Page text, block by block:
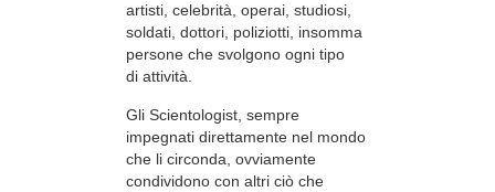
artisti, celebrità, operai, studiosi,
soldati, dottori, poliziotti, insomma
persone che svolgono ogni tipo
di attività.
Gli Scientologist, sempre
impegnati direttamente nel mondo
che li circonda, ovviamente
condividono con altri ciò che